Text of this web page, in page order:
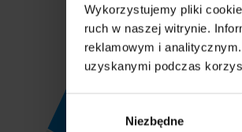
Wykorzystujemy pliki
ruch w naszej witrynie.
reklamowym i
uzyskanymi podczas
Niezbędne